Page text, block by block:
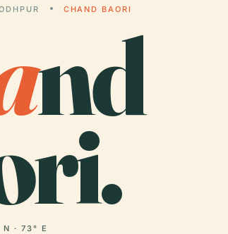
CHAND BAORI
nd
· 73° E